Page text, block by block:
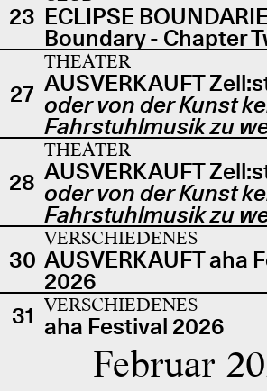
23 ECLIPSE
Boundary - Chapter
27
THEATER
AUSVERKAUFT
oder von der Kunst
Fahrstuhlmusik zu
28
THEATER
AUSVERKAUFT
oder von der Kunst
Fahrstuhlmusik zu
30
VERSCHIEDENES
AUSVERKAUFT aha
2026
31 VERSCHIEDENES
aha Festival 2026
Februar